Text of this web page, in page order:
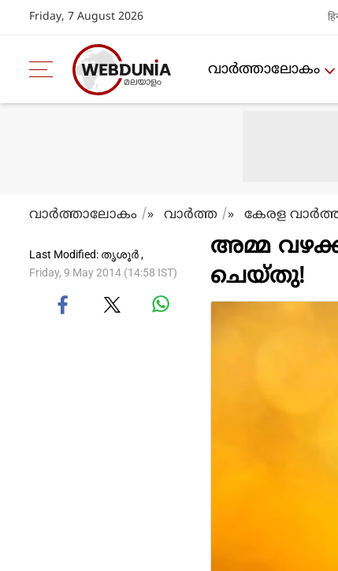
Friday, 7 August 2026
വാര്‍ത്താലോകം
വാര്‍ത്താലോകം » വാര്‍ത്ത » കേരള
Last Modified: തൃശൂര്‍‌ ,
Friday, 9 May 2014 (14:58 IST)
അമ്മ
ചെയ്തു!